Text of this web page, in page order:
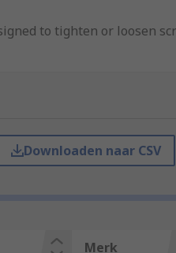
to tighten or loosen
Downloaden naar CSV
Merk